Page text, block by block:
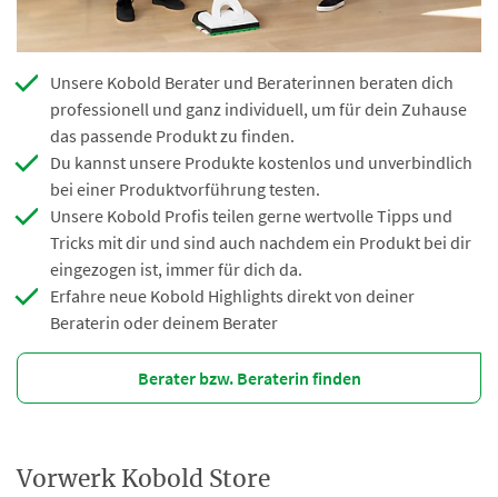
Unsere Kobold Berater und Beraterinnen beraten dich
professionell und ganz individuell, um für dein Zuhause
das passende Produkt zu finden.
Du kannst unsere Produkte kostenlos und unverbindlich
bei einer Produktvorführung testen.
Unsere Kobold Profis teilen gerne wertvolle Tipps und
Tricks mit dir und sind auch nachdem ein Produkt bei dir
eingezogen ist, immer für dich da.
Erfahre neue Kobold Highlights direkt von deiner
Beraterin oder deinem Berater
Berater bzw. Beraterin finden
Vorwerk Kobold Store